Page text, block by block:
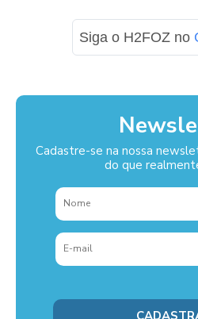
Siga o H2FOZ no
Cadastre-se na nossa
do que